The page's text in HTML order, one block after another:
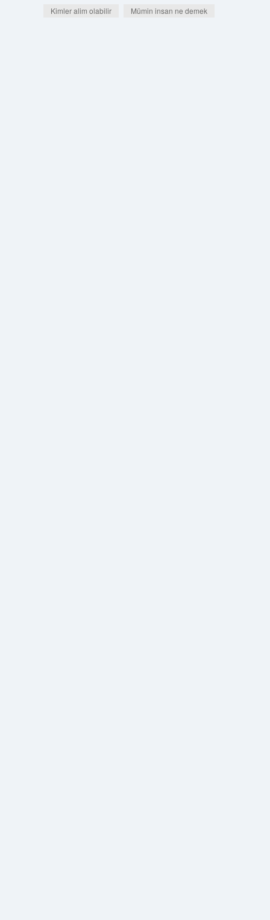
Kimler alim olabilir Mümin insan ne demek